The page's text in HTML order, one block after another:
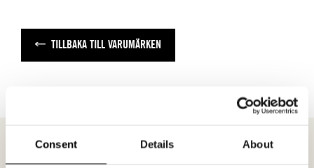
Consent Details About
TILLBAKA TILL VARUMÄRKEN